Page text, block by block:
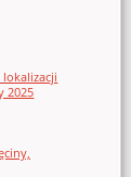
2025